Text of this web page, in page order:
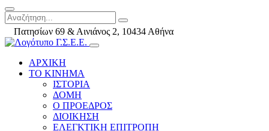
Πατησίων 69 & Αινιάνος 2, 10434 Αθήνα
ΑΡΧΙΚΗ
ΤΟ ΚΙΝΗΜΑ
ΙΣΤΟΡΙΑ
ΔΟΜΗ
Ο ΠΡΟΕΔΡΟΣ
ΔΙΟΙΚΗΣΗ
ΕΛΕΓΚΤΙΚΗ ΕΠΙΤΡΟΠΗ